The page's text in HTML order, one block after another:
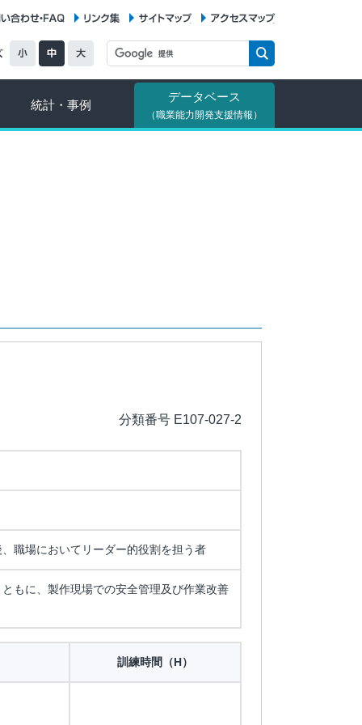
統計・事例
データベース
（職業能力開発支援情報）
分類番号 E107-027-2
職場においてリーダー的役割を担う者
もに、製作現場での安全管理及び作業改善
訓練時間（H）